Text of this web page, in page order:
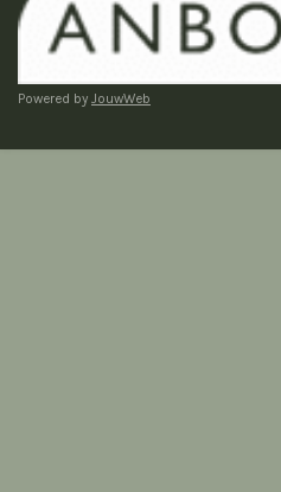
Powered by JouwWeb